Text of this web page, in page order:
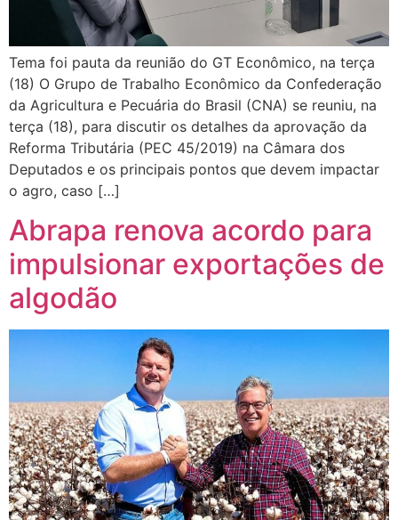
Tema foi pauta da reunião do GT Econômico, na terça
(18) O Grupo de Trabalho Econômico da Confederação
da Agricultura e Pecuária do Brasil (CNA) se reuniu, na
terça (18), para discutir os detalhes da aprovação da
Reforma Tributária (PEC 45/2019) na Câmara dos
Deputados e os principais pontos que devem impactar
o agro, caso […]
Abrapa renova acordo para
impulsionar exportações de
algodão